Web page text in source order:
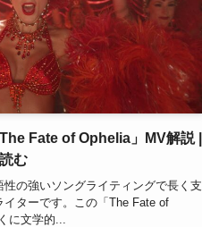
Fate of Ophelia」MV解説 |
む
の強いソングライティングで長く支
ターです。この「The Fate of
に文学的...